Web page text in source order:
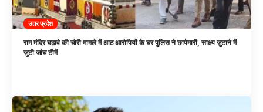
उत्तर प्रदेश
राम मंदिर चढ़ावे की चोरी मामले में आठ आरोपियों के घर पुलिस ने छापेमारी, साक्ष्य जुटाने में
जुटी जांच टीमें